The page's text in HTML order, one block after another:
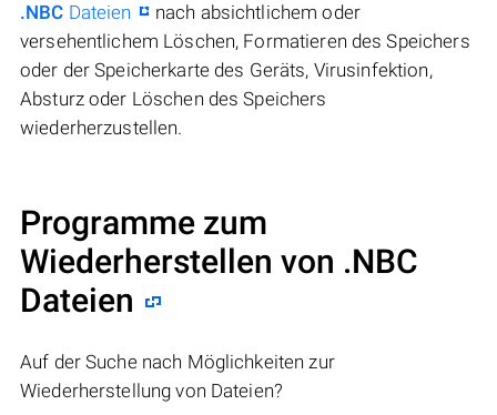
.NBC Dateien
nach absichtlichem oder
versehentlichem Löschen, Formatieren des Speichers
oder der Speicherkarte des Geräts, Virusinfektion,
Absturz oder Löschen des Speichers
wiederherzustellen.
Programme zum
Wiederherstellen von .NBC
Dateien
Auf der Suche nach Möglichkeiten zur
Wiederherstellung von Dateien?